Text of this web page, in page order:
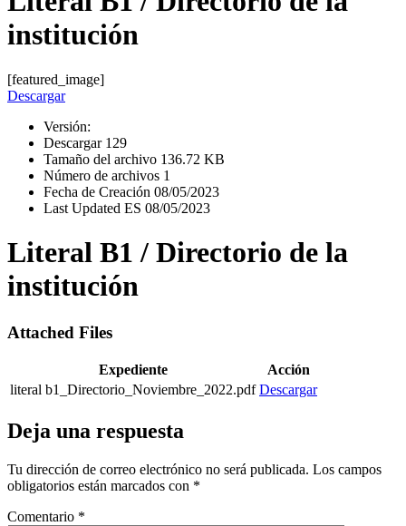
institución
[featured_image]
Descargar
Versión:
Descargar 129
Tamaño del archivo 136.72 KB
Número de archivos 1
Fecha de Creación 08/05/2023
Last Updated ES 08/05/2023
Literal B1 / Directorio de la
institución
Attached Files
Expediente
Acción
literal b1_Directorio_Noviembre_2022.pdf Descargar
Deja una respuesta
Tu dirección de correo electrónico no será publicada. Los campos
obligatorios están marcados con *
Comentario *